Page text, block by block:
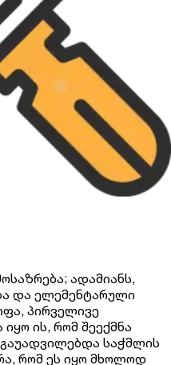
ადამიანს,
და ელემენტარული
პირველივე
ის, რომ შეექმნა
საჭმლის
რომ ეს იყო მხოლოდ